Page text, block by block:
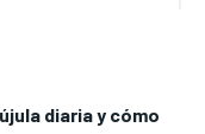
diaria y cómo